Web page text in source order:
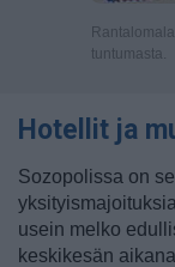
tuntumasta.
Hotellit ja
Sozopolissa on
usein melko
keskikesän